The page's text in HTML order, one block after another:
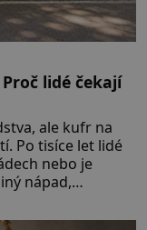
lidé čekají
ale kufr na
Po tisíce let lidé
nebo je
nápad,
ozve věta,